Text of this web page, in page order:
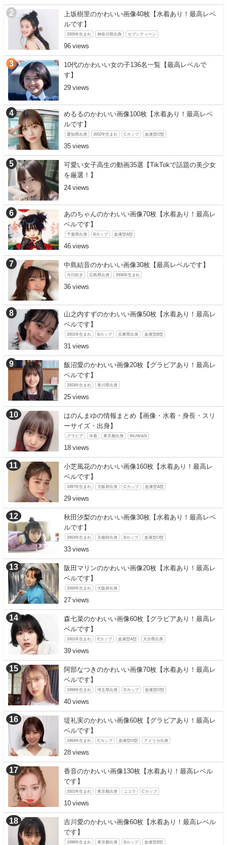
上坂樹里のかわいい画像40枚【水着あり！最高レベ
ルです】
2005年生まれ 神奈川県出身 セブンティーン
96
10代のかわいい女の子136名一覧【最高レベルで
す】
29
めるるのかわいい画像100枚【水着あり！最高レベ
ルです】
愛知県出身 2002年生まれ Cカップ 血液型O型
35
可愛い女子高生の動画35選【TikTokで話題の美少女
を厳選！】
24
あのちゃんのかわいい画像70枚【水着あり！最高レ
ベルです】
千葉県出身 Bカップ 血液型A型
46
中島結音のかわいい画像30枚【最高レベルです】
今日好き 広島県出身 2006年生まれ
36
山之内すずのかわいい画像50枚【水着あり！最高レ
ベルです】
2001年生まれ Bカップ 兵庫県出身 血液型B型
31
飯沼愛のかわいい画像20枚【グラビアあり！最高レ
ベルです】
2003年生まれ 香川県出身
25
はのんまゆの情報まとめ【画像・水着・身長・スリ
ーサイズ・出身】
グラビア 水着 東京都出身 INUWASI
18
小芝風花のかわいい画像160枚【水着あり！最高レ
ベルです】
1997年生まれ 大阪府出身 Cカップ 血液型A型
29
秋田汐梨のかわいい画像30枚【水着あり！最高レベ
ルです】
2003年生まれ 京都府出身 Bカップ 血液型O型
33
阪田マリンのかわいい画像20枚【水着あり！最高レ
ベルです】
2000年生まれ 大阪府出身
27
森七菜のかわいい画像60枚【グラビアあり！最高レ
ベルです】
2001年生まれ Eカップ 血液型A型 大分県出身
39
阿部なつきのかわいい画像70枚【水着あり！最高レ
ベルです】
1999年生まれ 埼玉県出身 Dカップ 血液型O型
40
堤礼実のかわいい画像60枚【グラビアあり！最高レ
ベルです】
1993年生まれ Cカップ 血液型O型 アメリカ出身
28
香音のかわいい画像130枚【水着あり！最高レベル
です】
2001年生まれ 東京都出身 ニコラ Cカップ
10
吉川愛のかわいい画像60枚【水着あり！最高レベル
です】
1999年生まれ 東京都出身 Bカップ 血液型B型